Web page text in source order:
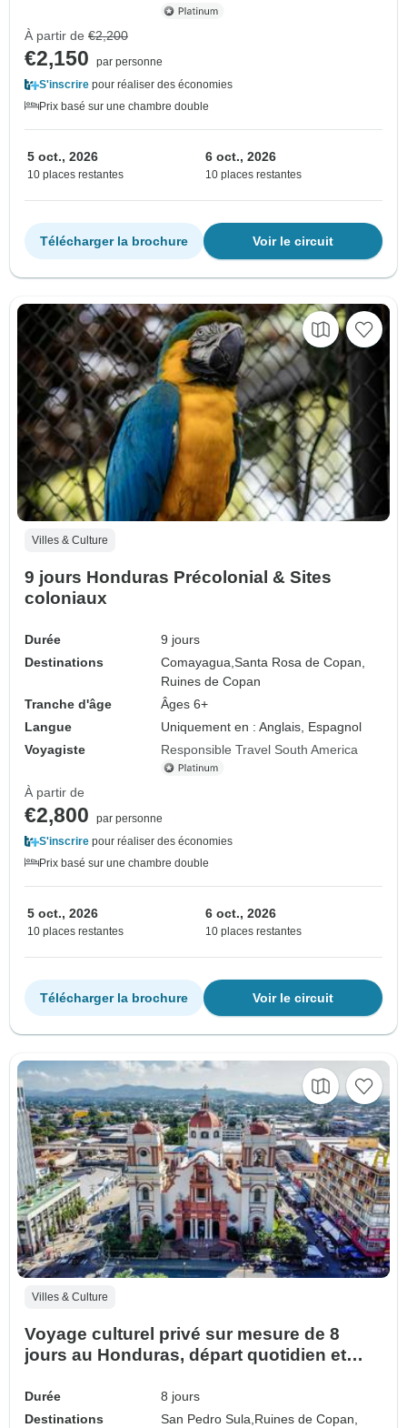
À partir de €2,200
€2,150
par personne
S'inscrire pour réaliser des économies
Prix basé sur une chambre double
5 oct., 2026
10 places restantes
6 oct., 2026
10 places restantes
Voir le circuit
Télécharger la brochure
Villes & Culture
9 jours Honduras Précolonial & Sites
coloniaux
Durée
9 jours
Destinations
Comayagua,Santa Rosa de Copan,
Ruines de Copan
Tranche d'âge
Âges 6+
Langue
Uniquement en : Anglais, Espagnol
Voyagiste
Responsible Travel South America
À partir de
€2,800
par personne
S'inscrire pour réaliser des économies
Prix basé sur une chambre double
5 oct., 2026
10 places restantes
6 oct., 2026
10 places restantes
Voir le circuit
Télécharger la brochure
Villes & Culture
Voyage culturel privé sur mesure de 8
jours au Honduras, départ quotidien et
Durée
8 jours
Destinations
San Pedro Sula,Ruines de Copan,